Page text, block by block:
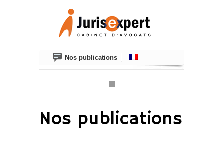
Nos publications
Nos publications